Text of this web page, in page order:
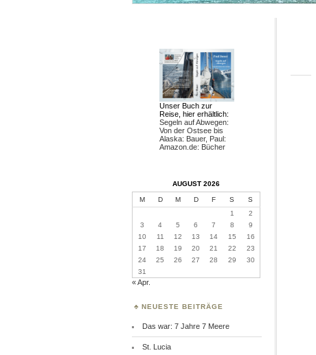
Unser Buch zur
Reise, hier erhältlich:
Segeln auf Abwegen:
Von der Ostsee bis
Alaska: Bauer, Paul:
Amazon.de: Bücher
AUGUST 2026
M D M D F S
S
1
2
3
4 5 6 7 8
9
10
11 12 13 14 15
16
17
18 19 20 21 22
23
24
25 26 27 28 29
30
31
« Apr.
NEUESTE BEITRÄGE
Das war: 7 Jahre 7 Meere
St. Lucia